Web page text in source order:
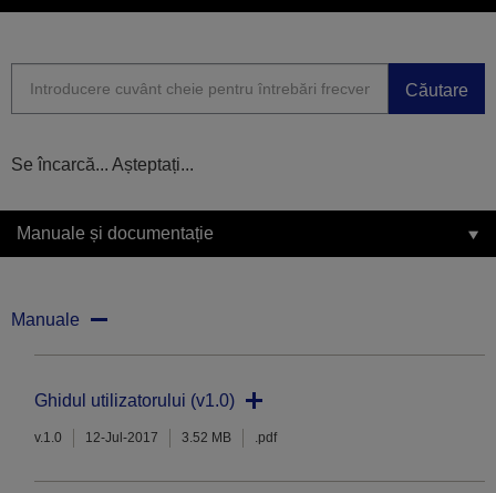
Căutare
Se încarcă... Așteptați...
Manuale și documentație
Manuale
Ghidul utilizatorului (v1.0)
v.1.0 12-Jul-2017 3.52 MB .pdf